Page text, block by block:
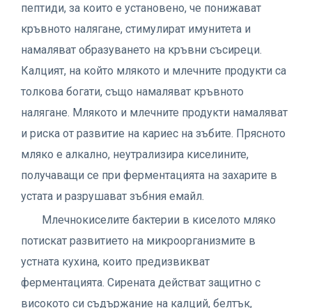
пептиди, за които е установено, че понижават
кръвното налягане, стимулират имунитета и
намаляват образуването на кръвни съсиреци.
Калцият, на който млякото и млечните продукти са
толкова богати, също намаляват кръвното
налягане. Млякото и млечните продукти намаляват
и риска от развитие на кариес на зъбите. Прясното
мляко е алкално, неутрализира киселините,
получаващи се при ферментацията на захарите в
устата и разрушават зъбния емайл.
Млечнокиселите бактерии в киселото мляко
потискат развитието на микроорганизмите в
устната кухина, които предизвикват
ферментацията. Сирената действат защитно с
високото си съдържание на калций, белтък,